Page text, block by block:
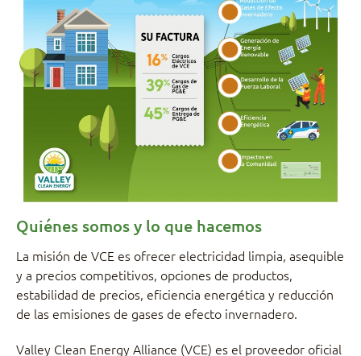
Quiénes somos y lo que hacemos
La misión de VCE es ofrecer electricidad limpia, asequible
y a precios competitivos, opciones de productos,
estabilidad de precios, eficiencia energética y reducción
de las emisiones de gases de efecto invernadero.
Valley Clean Energy Alliance (VCE) es el proveedor oficial